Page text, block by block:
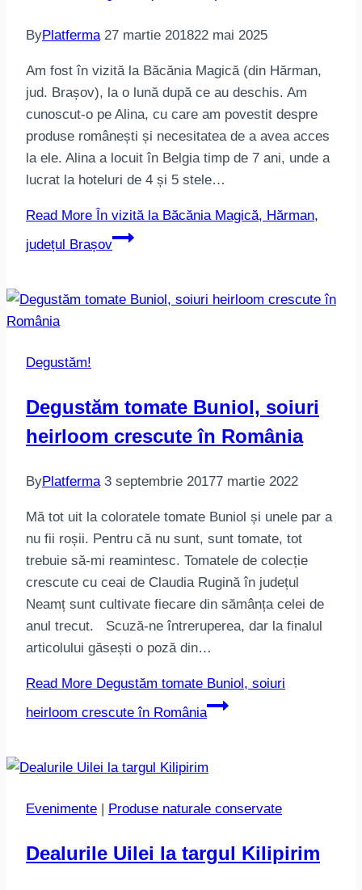
ByPlatferma 27 martie 201822 mai 2025
Am fost în vizită la Băcănia Magică (din Hărman,
jud. Brașov), la o lună după ce au deschis. Am
cunoscut-o pe Alina, cu care am povestit despre
produse românești și necesitatea de a avea acces
la ele. Alina a locuit în Belgia timp de 7 ani, unde a
lucrat la hoteluri de 4 și 5 stele…
Read More În vizită la Băcănia Magică, Hărman,
județul Brașov
Degustăm!
Degustăm tomate Buniol, soiuri
heirloom crescute în România
ByPlatferma 3 septembrie 20177 martie 2022
Mă tot uit la coloratele tomate Buniol și unele par a
nu fii roșii. Pentru că nu sunt, sunt tomate, tot
trebuie să-mi reamintesc. Tomatele de colecție
crescute cu ceai de Claudia Rugină în județul
Neamț sunt cultivate fiecare din sămânța celei de
anul trecut. Scuză-ne întreruperea, dar la finalul
articolului găsești o poză din…
Read More Degustăm tomate Buniol, soiuri
heirloom crescute în România
Evenimente Produse naturale conservate
Dealurile Uilei la targul Kilipirim